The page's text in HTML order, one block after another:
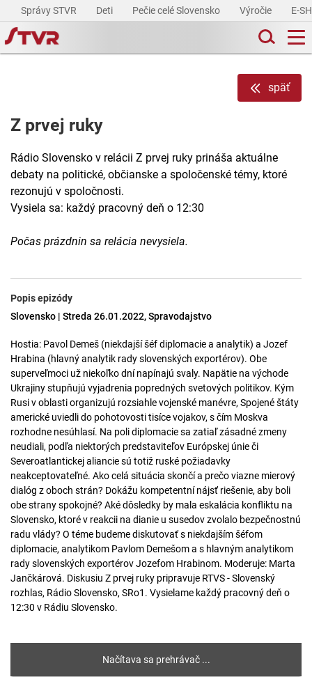
Správy STVR Deti Pečie celé Slovensko Výročie E-
späť
Z prvej ruky
Rádio Slovensko v relácii Z prvej ruky prináša aktuálne
debaty na politické, občianske a spoločenské témy, ktoré
rezonujú v spoločnosti.
Vysiela sa: každý pracovný deň o 12:30
Počas prázdnin sa relácia nevysiela.
Popis epizódy
Slovensko | Streda 26.01.2022, Spravodajstvo
Hostia: Pavol Demeš (niekdajší šéf diplomacie a analytik) a Jozef
Hrabina (hlavný analytik rady slovenských exportérov). Obe
superveľmoci už niekoľko dní napínajú svaly. Napätie na východe
Ukrajiny stupňujú vyjadrenia popredných svetových politikov. Kým
Rusi v oblasti organizujú rozsiahle vojenské manévre, Spojené štáty
americké uviedli do pohotovosti tisíce vojakov, s čím Moskva
rozhodne nesúhlasí. Na poli diplomacie sa zatiaľ zásadné zmeny
neudiali, podľa niektorých predstaviteľov Európskej únie či
Severoatlantickej aliancie sú totiž ruské požiadavky
neakceptovateľné. Ako celá situácia skončí a prečo viazne mierový
dialóg z oboch strán? Dokážu kompetentní nájsť riešenie, aby boli
obe strany spokojné? Aké dôsledky by mala eskalácia konfliktu na
Slovensko, ktoré v reakcii na dianie u susedov zvolalo bezpečnostnú
radu vlády? O téme budeme diskutovať s niekdajším šéfom
diplomacie, analytikom Pavlom Demešom a s hlavným analytikom
rady slovenských exportérov Jozefom Hrabinom. Moderuje: Marta
Jančkárová. Diskusiu Z prvej ruky pripravuje RTVS - Slovenský
rozhlas, Rádio Slovensko, SRo1. Vysielame každý pracovný deň o
12:30 v Rádiu Slovensko.